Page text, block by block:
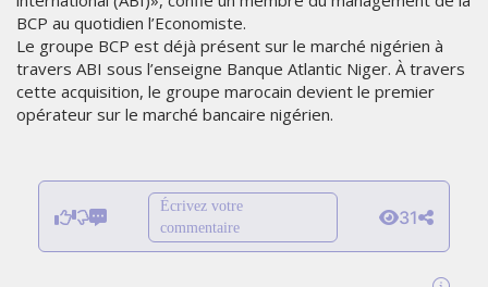
BCP au quotidien l’Economiste.
Le groupe BCP est déjà présent sur le marché nigérien à
travers ABI sous l’enseigne Banque Atlantic Niger. À travers
cette acquisition, le groupe marocain devient le premier
opérateur sur le marché bancaire nigérien.
Écrivez votre
commentaire
31